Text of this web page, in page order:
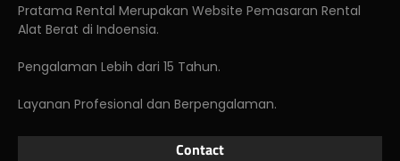
Pratama Rental Merupakan Website Pemasaran Rental
Alat Berat di Indoensia.
Pengalaman Lebih dari 15 Tahun.
Layanan Profesional dan Berpengalaman.
Contact